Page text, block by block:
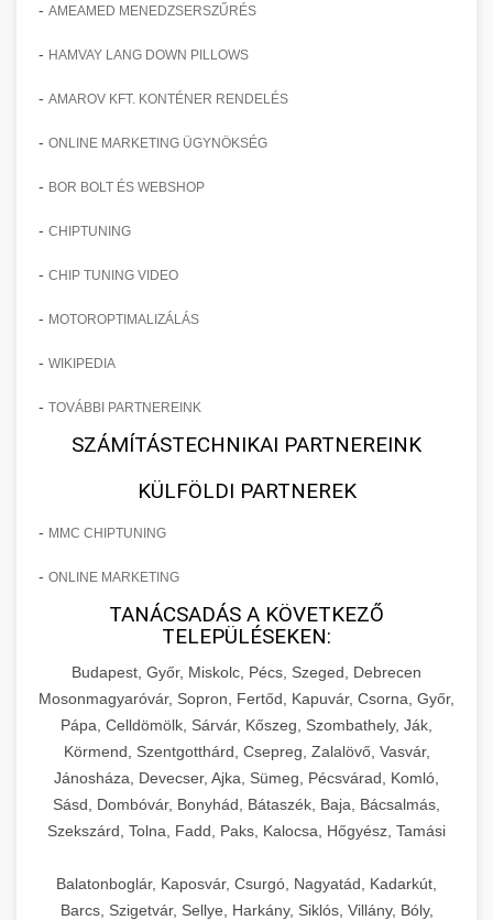
- AMEAMED MENEDZSERSZŰRÉS
- HAMVAY LANG DOWN PILLOWS
- AMAROV KFT. KONTÉNER RENDELÉS
- ONLINE MARKETING ÜGYNÖKSÉG
- BOR BOLT ÉS WEBSHOP
- CHIPTUNING
- CHIP TUNING VIDEO
- MOTOROPTIMALIZÁLÁS
- WIKIPEDIA
- TOVÁBBI PARTNEREINK
SZÁMÍTÁSTECHNIKAI PARTNEREINK
KÜLFÖLDI PARTNEREK
- MMC CHIPTUNING
- ONLINE MARKETING
TANÁCSADÁS A KÖVETKEZŐ
TELEPÜLÉSEKEN:
Budapest, Győr, Miskolc, Pécs, Szeged, Debrecen
Mosonmagyaróvár, Sopron, Fertőd, Kapuvár, Csorna, Győr,
Pápa, Celldömölk, Sárvár, Kőszeg, Szombathely, Ják,
Körmend, Szentgotthárd, Csepreg, Zalalövő, Vasvár,
Jánosháza, Devecser, Ajka, Sümeg, Pécsvárad, Komló,
Sásd, Dombóvár, Bonyhád, Bátaszék, Baja, Bácsalmás,
Szekszárd, Tolna, Fadd, Paks, Kalocsa, Hőgyész, Tamási
Balatonboglár, Kaposvár, Csurgó, Nagyatád, Kadarkút,
Barcs, Szigetvár, Sellye, Harkány, Siklós, Villány, Bóly,